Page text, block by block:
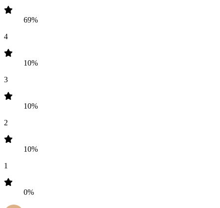
69%
4
10%
3
10%
2
10%
1
0%